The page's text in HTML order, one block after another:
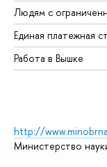
Людям с
Единая платежная
Работа в Вышке
http://
Министерство